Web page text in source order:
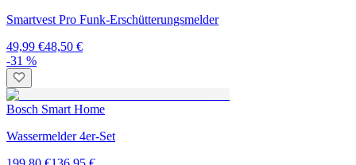
Smartvest Pro Funk-Erschütterungsmelder
49,99 €48,50 €
-31 %
Bosch Smart Home
Wassermelder 4er-Set